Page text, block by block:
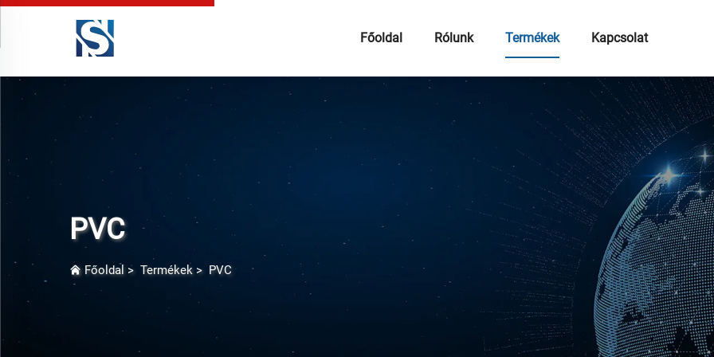
Főoldal Rólunk Termékek Kapcsolat
PVC
Főoldal > Termékek > PVC